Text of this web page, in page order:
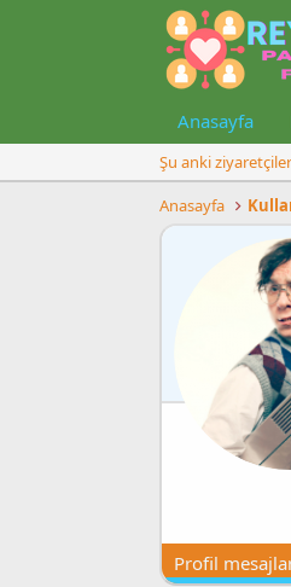
Anasayfa
Şu anki ziyaretçiler
Anasayfa
Profil